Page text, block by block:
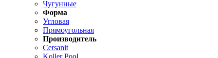
Чугунные
Форма
Угловая
Прямоугольная
Производитель
Cersanit
Koller Pool